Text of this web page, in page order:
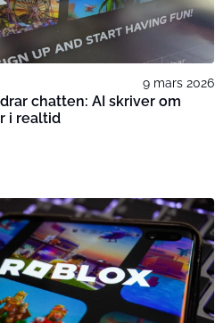
9 mars 2026
chatten: AI skriver om
i realtid